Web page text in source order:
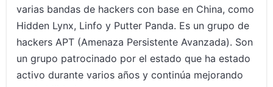
varias bandas de hackers con base en China, como
Hidden Lynx, Linfo y Putter Panda. Es un grupo de
hackers APT (Amenaza Persistente Avanzada). Son
un grupo patrocinado por el estado que ha estado
activo durante varios años y continúa mejorando